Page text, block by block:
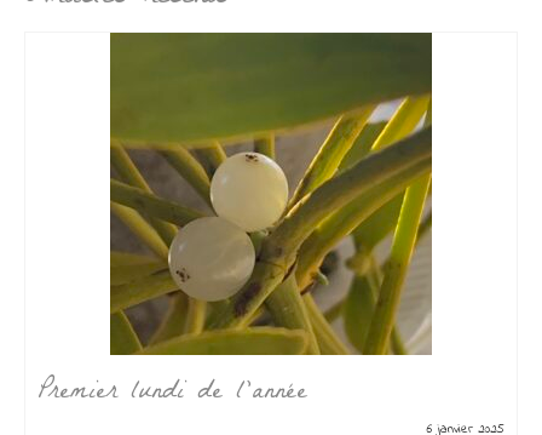
Premier lundi de l’année
6 janvier 2025